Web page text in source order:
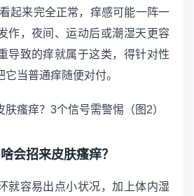
起来完全正常，痒感可能一阵一
作，夜间、运动后或潮湿天更容
导致的痒就属于这类，得针对性
当普通痒随便对付。
会招来皮肤瘙痒？
就容易出点小状况，加上体内湿